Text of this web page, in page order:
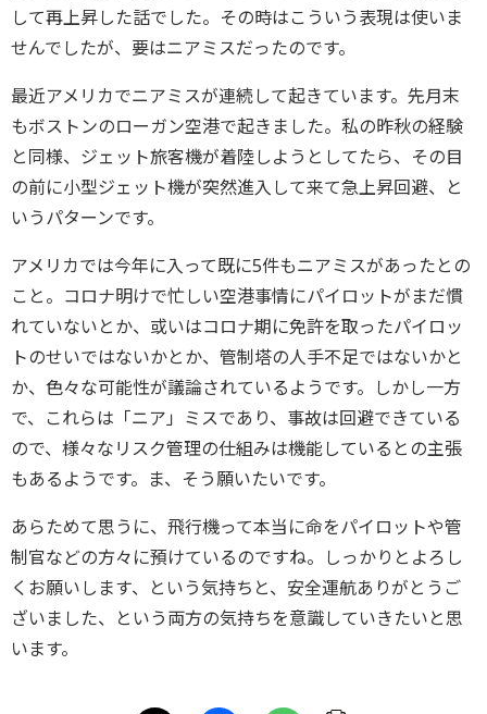
して再上昇した話でした。その時はこういう表現は使いま
せんでしたが、要はニアミスだったのです。
最近アメリカでニアミスが連続して起きています。先月末
もボストンのローガン空港で起きました。私の昨秋の経験
と同様、ジェット旅客機が着陸しようとしてたら、その目
の前に小型ジェット機が突然進入して来て急上昇回避、と
いうパターンです。
アメリカでは今年に入って既に5件もニアミスがあったとの
こと。コロナ明けで忙しい空港事情にパイロットがまだ慣
れていないとか、或いはコロナ期に免許を取ったパイロッ
トのせいではないかとか、管制塔の人手不足ではないかと
か、色々な可能性が議論されているようです。しかし一方
で、これらは「ニア」ミスであり、事故は回避できている
ので、様々なリスク管理の仕組みは機能しているとの主張
もあるようです。ま、そう願いたいです。
あらためて思うに、飛行機って本当に命をパイロットや管
制官などの方々に預けているのですね。しっかりとよろし
くお願いします、という気持ちと、安全運航ありがとうご
ざいました、という両方の気持ちを意識していきたいと思
います。